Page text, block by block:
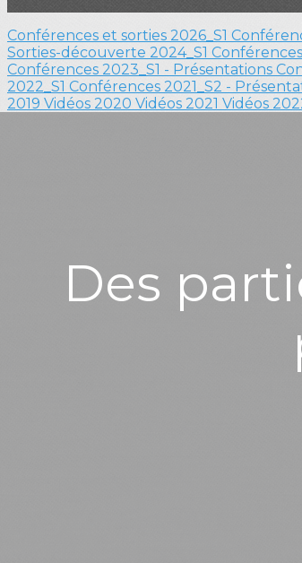
Conférences et sorties 2026_S1
Sorties-découverte 2024_S1
Conférences 2023_S1 - Présentations
2022_S1 Conférences 2021_S2 -
2019 Vidéos 2020 Vidéos 2021 Vidéos
Des